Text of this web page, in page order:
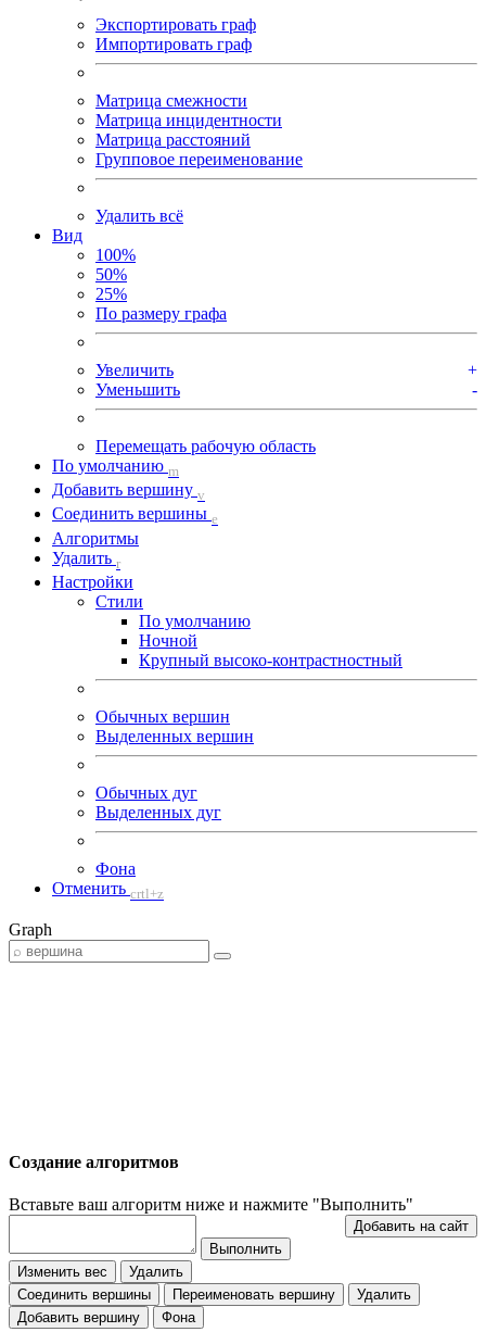
Экспортировать граф
Импортировать граф
Матрица смежности
Матрица инцидентности
Матрица расстояний
Групповое переименование
Удалить всё
Вид
100%
50%
25%
По размеру графа
Увеличить
+
Уменьшить
-
Перемещать рабочую область
По умолчанию m
Добавить вершину v
Соединить вершины e
Алгоритмы
Удалить r
Настройки
Стили
По умолчанию
Ночной
Крупный высоко-контрастностный
Обычных вершин
Выделенных вершин
Обычных дуг
Выделенных дуг
Фона
Отменить crtl+z
Graph
Создание алгоритмов
Вставьте ваш алгоритм ниже и нажмите "Выполнить"
Изменить вес
Удалить
Соединить вершины
Переименовать вершину
Удалить
Добавить вершину
Фона